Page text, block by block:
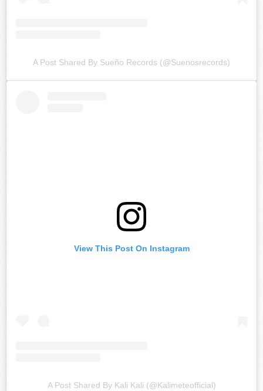
A Post Shared By Sueño Records (@suenosrecords)
View This Post On Instagram
A Post Shared By Kali Kali (@kalimeteofficial)